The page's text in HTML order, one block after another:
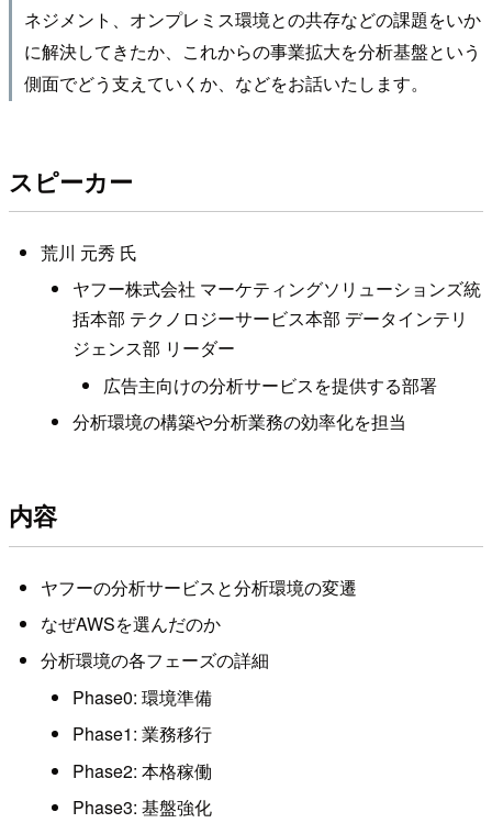
ネジメント、オンプレミス環境との共存などの課題をいか
に解決してきたか、これからの事業拡大を分析基盤という
側面でどう支えていくか、などをお話いたします。
スピーカー
荒川 元秀 氏
ヤフー株式会社 マーケティングソリューションズ統
括本部 テクノロジーサービス本部 データインテリ
ジェンス部 リーダー
広告主向けの分析サービスを提供する部署
分析環境の構築や分析業務の効率化を担当
内容
ヤフーの分析サービスと分析環境の変遷
なぜAWSを選んだのか
分析環境の各フェーズの詳細
Phase0: 環境準備
Phase1: 業務移行
Phase2: 本格稼働
Phase3: 基盤強化